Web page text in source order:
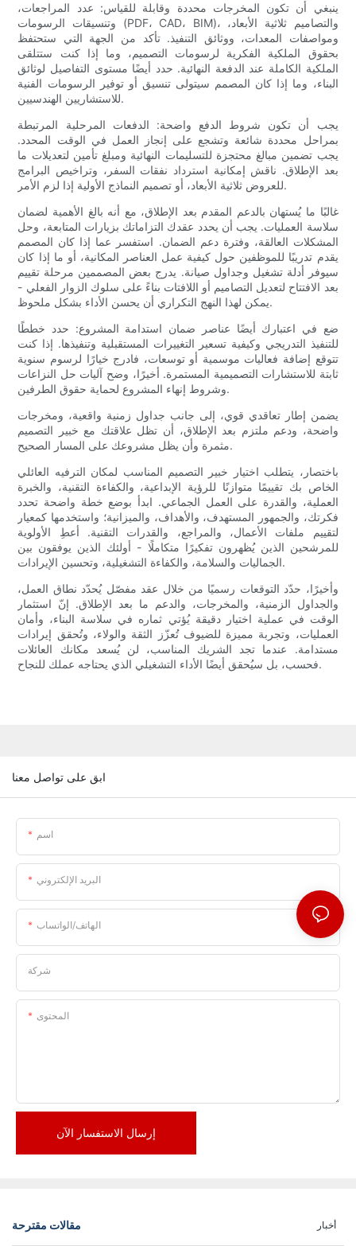
ينبغي أن تكون المخرجات محددة وقابلة للقياس: عدد المراجعات،
وتنسيقات الرسومات (PDF، CAD، BIM)، والتصاميم ثلاثية الأبعاد،
ومواصفات المعدات، ووثائق التنفيذ. تأكد من الجهة التي ستحتفظ
بحقوق الملكية الفكرية لرسومات التصميم، وما إذا كنت ستتلقى
الملكية الكاملة عند الدفعة النهائية. حدد أيضًا مستوى التفاصيل لوثائق
البناء، وما إذا كان المصمم سيتولى تنسيق أو توفير الرسومات الفنية
للاستشاريين الهندسيين.
يجب أن تكون شروط الدفع واضحة: الدفعات المرحلية المرتبطة
بمراحل محددة شائعة وتشجع على إنجاز العمل في الوقت المحدد.
يجب تضمين مبالغ محتجزة للتسليمات النهائية ومبلغ تأمين لتعديلات ما
بعد الإطلاق. ناقش إمكانية استرداد نفقات السفر، وتراخيص البرامج
للعروض ثلاثية الأبعاد، أو تصميم النماذج الأولية إذا لزم الأمر.
غالبًا ما يُستهان بالدعم المقدم بعد الإطلاق، مع أنه بالغ الأهمية لضمان
سلاسة العمليات. يجب أن يحدد عقدك التزاماتك بزيارات المتابعة، وحل
المشكلات العالقة، وفترة دعم الضمان. استفسر عما إذا كان المصمم
يقدم تدريبًا للموظفين حول كيفية عمل العناصر المكانية، أو ما إذا كان
سيوفر أدلة تشغيل وجداول صيانة. يدرج بعض المصممين مرحلة تقييم
بعد الافتتاح لتعديل التصاميم أو اللافتات بناءً على سلوك الزوار الفعلي -
يمكن لهذا النهج التكراري أن يحسن الأداء بشكل ملحوظ.
ضع في اعتبارك أيضًا عناصر ضمان استدامة المشروع: حدد خططًا
للتنفيذ التدريجي وكيفية تسعير التغييرات المستقبلية وتنفيذها. إذا كنت
تتوقع إضافة فعاليات موسمية أو توسعات، فادرج خيارًا لرسوم سنوية
ثابتة للاستشارات التصميمية المستمرة. أخيرًا، وضح آليات حل النزاعات
وشروط إنهاء المشروع لحماية حقوق الطرفين.
يضمن إطار تعاقدي قوي، إلى جانب جداول زمنية واقعية، ومخرجات
واضحة، ودعم ملتزم بعد الإطلاق، أن تظل علاقتك مع خبير التصميم
مثمرة وأن يظل مشروعك على المسار الصحيح.
باختصار، يتطلب اختيار خبير التصميم المناسب لمكان الترفيه العائلي
الخاص بك تقييمًا متوازنًا للرؤية الإبداعية، والكفاءة التقنية، والخبرة
العملية، والقدرة على العمل الجماعي. ابدأ بوضع خطة واضحة تحدد
فكرتك، والجمهور المستهدف، والأهداف، والميزانية؛ واستخدمها كمعيار
لتقييم ملفات الأعمال، والمراجع، والقدرات التقنية. أعطِ الأولوية
للمرشحين الذين يُظهرون تفكيرًا متكاملًا - أولئك الذين يوفقون بين
الجماليات والسلامة، والكفاءة التشغيلية، وتحسين الإيرادات.
وأخيرًا، حدّد التوقعات رسميًا من خلال عقد مفصّل يُحدّد نطاق العمل،
والجداول الزمنية، والمخرجات، والدعم ما بعد الإطلاق. إنّ استثمار
الوقت في عملية اختيار دقيقة يُؤتي ثماره في سلاسة البناء، وأمان
العمليات، وتجربة مميزة للضيوف تُعزّز الثقة والولاء، وتُحقق إيرادات
مستدامة. عندما تجد الشريك المناسب، لن يُسعد مكانك العائلات
فحسب، بل سيُحقق أيضًا الأداء التشغيلي الذي يحتاجه عملك للنجاح.
ابق على تواصل معنا
اسم
البريد الإلكتروني
الهاتف/الواتساب
شركة
المحتوى
إرسال الاستفسار الآن
مقالات مقترحة أخبار